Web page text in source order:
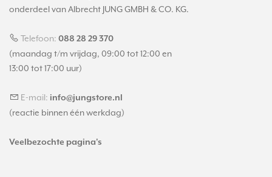
onderdeel van Albrecht JUNG GMBH & CO. KG.
Telefoon: 088 28 29 370
(maandag t/m vrijdag, 09:00 tot 12:00 en
13:00 tot 17:00 uur)
E-mail: info@jungstore.nl
(reactie binnen één werkdag)
Veelbezochte pagina's